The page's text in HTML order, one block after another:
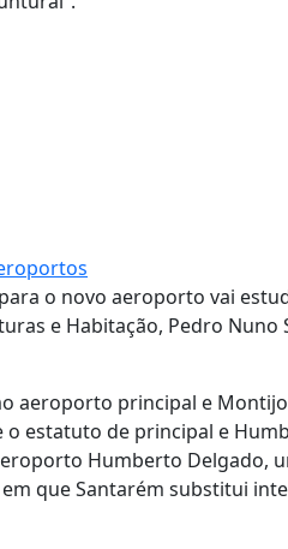
o novo aeroporto vai
e Habitação, Pedro Nuno
aeroporto principal e
estatuto de principal e
Humberto Delgado,
que Santarém substitui